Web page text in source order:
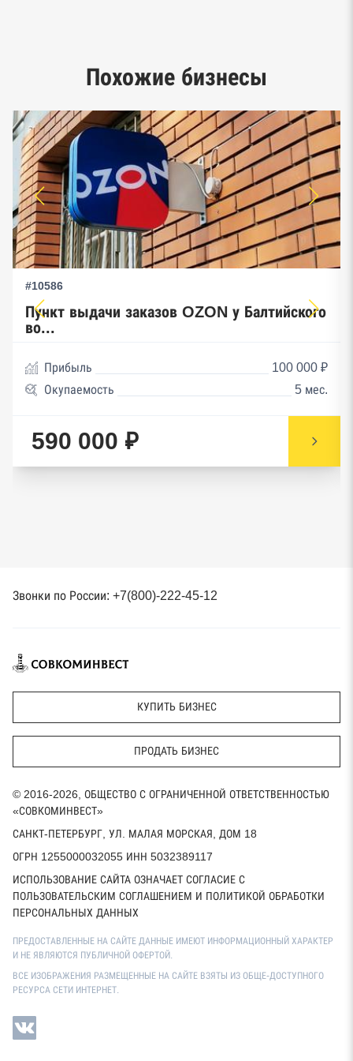
Единый реестр малого и среднего
Похожие бизнесы
#10586
Пункт выдачи заказов OZON у Балтийского
во...
Прибыль
100 000 ₽
Окупаемость
5 мес.
590 000 ₽
Звонки по России: +7(800)-222-45-12
КУПИТЬ БИЗНЕС
ПРОДАТЬ БИЗНЕС
© 2016-2026, ОБЩЕСТВО С ОГРАНИЧЕННОЙ ОТВЕТСТВЕННОСТЬЮ
«СОВКОМИНВЕСТ»
САНКТ-ПЕТЕРБУРГ, УЛ. МАЛАЯ МОРСКАЯ, ДОМ 18
ОГРН 1255000032055 ИНН 5032389117
ИСПОЛЬЗОВАНИЕ САЙТА ОЗНАЧАЕТ СОГЛАСИЕ С
ПОЛЬЗОВАТЕЛЬСКИМ СОГЛАШЕНИЕМ И ПОЛИТИКОЙ ОБРАБОТКИ
ПЕРСОНАЛЬНЫХ ДАННЫХ
ПРЕДОСТАВЛЕННЫЕ НА САЙТЕ ДАННЫЕ ИМЕЮТ ИНФОРМАЦИОННЫЙ ХАРАКТЕР
И НЕ ЯВЛЯЮТСЯ ПУБЛИЧНОЙ ОФЕРТОЙ.
ВСЕ ИЗОБРАЖЕНИЯ РАЗМЕЩЕННЫЕ НА САЙТЕ ВЗЯТЫ ИЗ ОБЩЕ-ДОСТУПНОГО
РЕСУРСА СЕТИ ИНТЕРНЕТ.